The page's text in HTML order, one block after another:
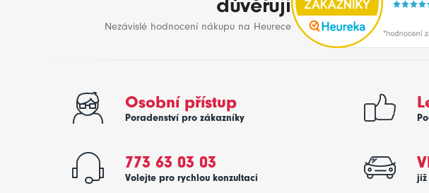
Nezávislé hodnocení nákupu na Heurece
Osobní přístup
Poradenství pro zákazníky
773 63 03 03
Volejte pro rychlou konzultaci již